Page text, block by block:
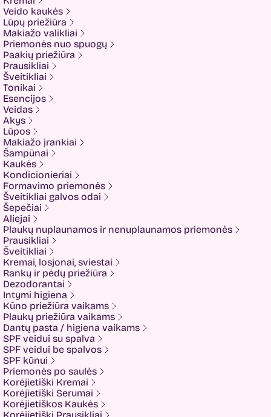
Cherubs
Cliniccare
COSRX
COTRIL
COVEDERM
Crazy Hair
Dalton
Dear Doer
Ekseption
Elizavecca
ESFOLIO
ETUDE
Eyenlip
FaceFacts
Fariis
Fixderma
Fluff
Formal Bee
Fusion
Glow Hub
HeadShock
Hiskin
Holika holika
Imbue
Imbue.
INOAR
Isntree
IUNIK
K-MOM
Kadus Professional
Keenwell
KLERADERM
KOSE
Kyra
LANEIGE
Look At Me
Luvum
LYL
Veido kaukės
Lūpų priežiūra
Makiažo valikliai
Priemonės nuo spuogų
Paakių priežiūra
Prausikliai
Šveitikliai
Tonikai
Esencijos
Veidas
Akys
Lūpos
Makiažo įrankiai
Šampūnai
Kaukės
Kondicionieriai
Formavimo priemonės
Šveitikliai galvos odai
Šepečiai
Aliejai
Plaukų nuplaunamos ir nenuplaunamos priemonės
Prausikliai
Šveitikliai
Kremai, losjonai, sviestai
Rankų ir pėdų priežiūra
Dezodorantai
Intymi higiena
Kūno priežiūra vaikams
Plaukų priežiūra vaikams
Dantų pasta / higiena vaikams
SPF veidui su spalva
SPF veidui be spalvos
SPF kūnui
Priemonės po saulės
Korėjietiški Kremai
Korėjietiški Serumai
Korėjietiškos Kaukės
Korėjietiški Prausikliai